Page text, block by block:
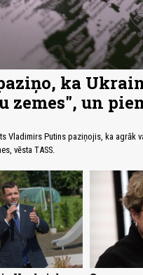
ka
zemes", un
Vladimirs Putins paziņojis, ka agrāk
vēsta TASS.